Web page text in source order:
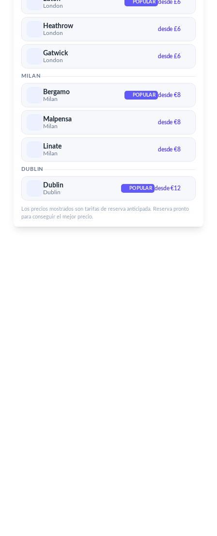
Aeropuerto de Dublin
Servicios para el aeropuerto de Dublin
London
POPULAR desde £6
Heathrow
London
desde £6
Gatwick
London
desde £6
MILAN
Bergamo
Milan
POPULAR desde €8
Malpensa
Milan
desde €8
Linate
Milan
desde €8
DUBLIN
Dublin
Dublin
POPULAR desde €12
Los precios mostrados son tarifas de reserva anticipada. Reserva pronto
para conseguir el mejor precio.